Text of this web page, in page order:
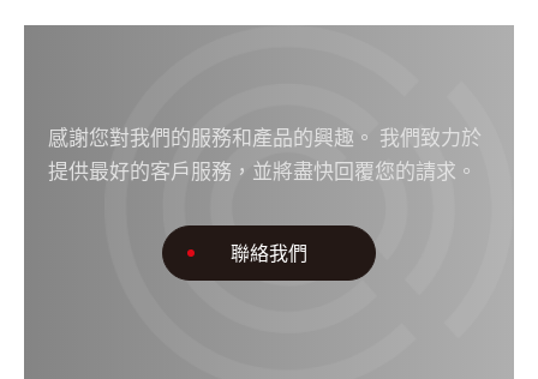
感謝您對我們的服務和產品的興趣。 我們致力於
提供最好的客戶服務，並將盡快回覆您的請求。
聯絡我們